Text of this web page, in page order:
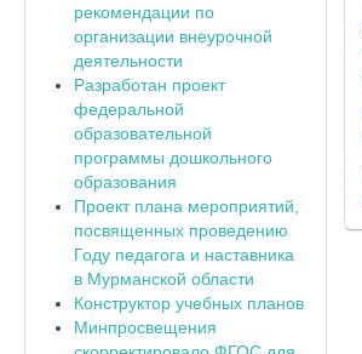
рекомендации по
организации внеурочной
деятельности
Разработан проект
федеральной
образовательной
программы дошкольного
образования
Проект плана мероприятий,
посвященных проведению
Году педагога и наставника
в Мурманской области
Конструктор учебных планов
Минпросвещения